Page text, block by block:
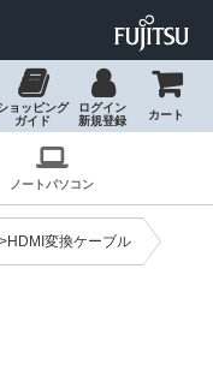
ョッピング
ガイド
ログイン
新規登録
カート
ノートパソコン
変換ケーブル